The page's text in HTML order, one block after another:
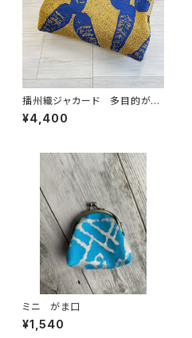
播州織ジャカード 多目的がま
ぐち
¥4,400
ミニ がま口
¥1,540